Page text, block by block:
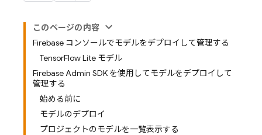
このページの内容
Firebase コンソールでモデルをデプロイして管理する
TensorFlow Lite モデル
Firebase Admin SDK を使用してモデルをデプロイして
管理する
始める前に
モデルのデプロイ
プロジェクトのモデルを一覧表示する